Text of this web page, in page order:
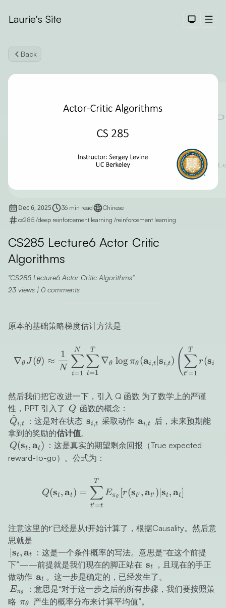
Laurie's Site Dark
Back
Dec 6, 2025 36 min read
Chinese
cs285 /deep reinforcement learning /reinforcement learning
CS285 Lecture6 Actor Critic
Algorithms
CS285 Lecture6 Actor Critic Algorithms
23 views | 0 comments
原本的基础策略梯度估计方法是
\nabla_\theta
∇θ J(θ) ≈
N
1
i=1
∑
N
t=1
∑
T
∇θ log πθ (ai,t si,t ) ( t′=1
∑
T
r(si
然后我们把它改进一下，引入 Q 函数 为了数学上的严谨
性，PPT 引入了 Q
Q 函数的概念：
\hat{Q}_{i,t}
Q
^i,t ：这是对在状态 \mathbf{s}_{i,t}
si,t 采取动作 \mathbf{a}_{i,t}
ai,t
后，未来预期能
拿到的奖励的估计值。
Q(\mathbf{s}_t,
\mathbf{a}_t)
Q(st,at) ：这是真实的期望剩余回报（True expected
reward-to-go）。公式为：
Q(st,at) =
t′=t
∑
T
Eπθ [r(st′ ,at′ ) st,at]
注意这里的t‘已经是从t开始计算了，根据Causality。然后意
思就是
|\mathbf{s}_t,
\mathbf{a}_t
∣st,at
：这是一个条件概率的写法。意思是“在这个前提
下”——前提就是我们现在的脚正站在 \mathbf{s}_t
st
，且现在的手正
做动作 \mathbf{a}_t
at 。这一步是确定的，已经发生了。
E_{\pi_\theta}
Eπθ
：意思是“对于这一步之后的所有步骤，我们要按照策
略 \pi_\theta
πθ 产生的概率分布来计算平均值”。